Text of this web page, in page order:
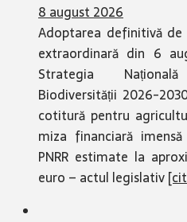
8 august 2026
Adoptarea definitivă
extraordinară din 6
Strategia
Biodiversității 2026-
cotitură pentru
miza financiară
PNRR estimate la
euro – actul legislativ